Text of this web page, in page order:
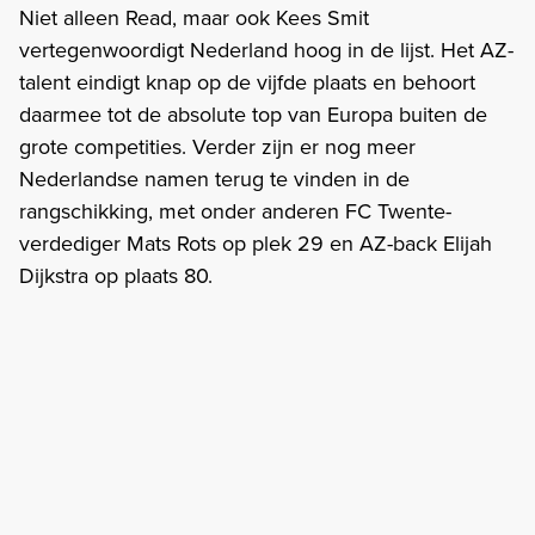
Niet alleen Read, maar ook Kees Smit
vertegenwoordigt Nederland hoog in de lijst. Het AZ-
talent eindigt knap op de vijfde plaats en behoort
daarmee tot de absolute top van Europa buiten de
grote competities. Verder zijn er nog meer
Nederlandse namen terug te vinden in de
rangschikking, met onder anderen FC Twente-
verdediger Mats Rots op plek 29 en AZ-back Elijah
Dijkstra op plaats 80.